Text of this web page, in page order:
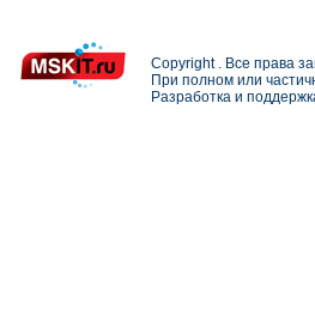
Copyright . Все права
При полном или
Разработка и